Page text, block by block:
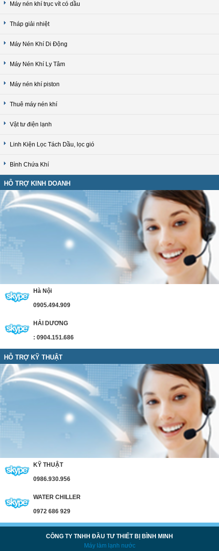
Máy nén khí trục vít có dầu
Tháp giải nhiệt
Máy Nén Khí Di Động
Máy Nén Khí Ly Tâm
Máy nén khí piston
Thuê máy nén khí
Vật tư điện lạnh
Linh Kiện Lọc Tách Dầu, lọc gió
Bình Chứa Khí
HỖ TRỢ KINH DOANH
Hà Nội
0905.494.909
HẢI DƯƠNG
: 0904.151.686
HỖ TRỢ KỸ THUẬT
KỸ THUẬT
0986.930.956
WATER CHILLER
0972 686 929
CÔNG TY TNHH ĐẦU TƯ THIẾT BỊ BÌNH MINH
Máy làm lạnh nước